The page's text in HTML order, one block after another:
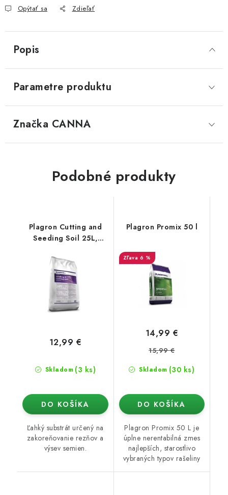
Opýtať sa Zdieľať
Popis
Parametre produktu
Značka CANNA
Podobné produkty
Plagron Cutting and
Seeding Soil 25L,
rezne
Skladom (3 ks)
12,99 €
DO KOŠÍKA
Ľahký substrát určený na
zakoreňovanie rezňov a
výsev semien.
Plagron Promix 50 l
6 %
Skladom (30 ks)
14,99 €
15,99 €
DO KOŠÍKA
Plagron Promix 50 L je
úplne nerentabilná zmes
najlepších, starostlivo
vybraných typov rašeliny